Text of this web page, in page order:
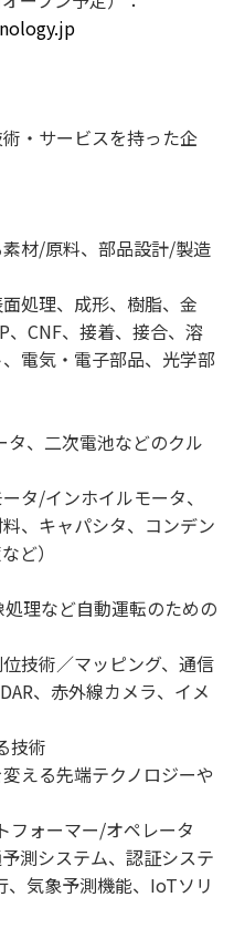
・サービスを持った企
材/原料、部品設計/製造
処理、成形、樹脂、金
、CNF、接着、接合、溶
電気・電子部品、光学部
タ、二次電池などのクル
タ/インホイルモータ、
、キャパシタ、コンデン
ど）
理など自動運転のための
技術／マッピング、通信
、赤外線カメラ、イメ
技術
える先端テクノロジーや
フォーマー/オペレータ
測システム、認証システ
気象予測機能、IoTソリ